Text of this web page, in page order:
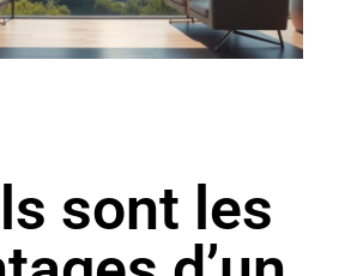
sont les